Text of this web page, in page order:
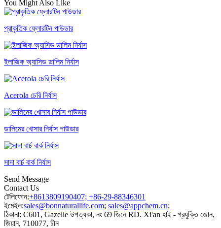
You Might Also Like
প্রাকৃতিক ফ্লোরটিন পাউডার
ইলাজিক অ্যাসিড ডালিম নির্যাস
Acerola চেরি নির্যাস
ডালিমের খোসার নির্যাস পাউডার
সাদা বার্চ বার্ক নির্যাস
Send Message
Contact Us
টেলিফোন:+8613809190407; +86-29-88346301
ইমেইল:sales@bonnaturallife.com; sales@appchem.cn;
ঠিকানা: C601, Gazelle উপত্যকা, নং 69 জিনে RD. Xi'an হাই - প্রযুক্তি জোন,
জিয়ান, 710077, চীন